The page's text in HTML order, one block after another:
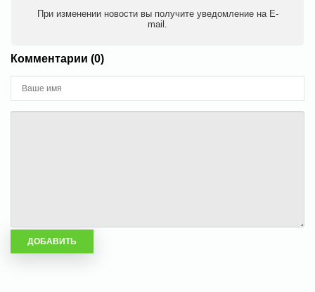
При изменении новости вы получите уведомление на E-
mail.
Комментарии (0)